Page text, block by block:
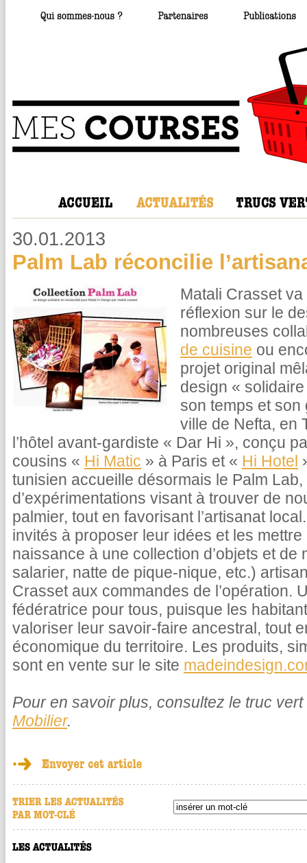
30.01.2013
Palm Lab réconcilie
Matali Crasset
réflexion sur le
nombreuses
de cuisine ou
projet original
design «
son temps et son
ville de Nefta, en
l’hôtel avant-gardiste « Dar Hi », conçu
cousins « Hi Matic » à Paris et « Hi Hotel
tunisien accueille désormais le Palm Lab,
d’expérimentations visant à trouver de
palmier, tout en favorisant l’artisanat
invités à proposer leur idées et les
naissance à une collection d’objets et de
salarier, natte de pique-nique, etc.)
Crasset aux commandes de l’opération.
fédératrice pour tous, puisque les
valoriser leur savoir-faire ancestral, tout
économique du territoire. Les produits,
sont en vente sur le site
Pour en savoir plus, consultez le truc vert
Mobilier.